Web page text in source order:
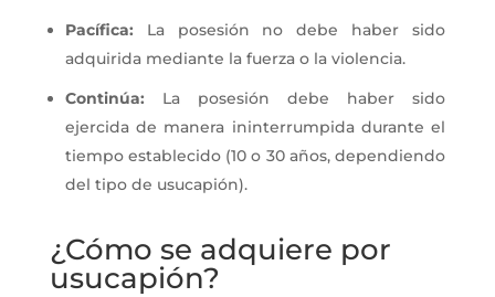
Pacífica: La posesión no debe haber sido
adquirida mediante la fuerza o la violencia.
Continúa: La posesión debe haber sido
ejercida de manera ininterrumpida durante el
tiempo establecido (10 o 30 años, dependiendo
del tipo de usucapión).
¿Cómo se adquiere por
usucapión?